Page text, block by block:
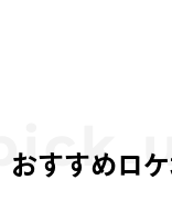
おすすめロ